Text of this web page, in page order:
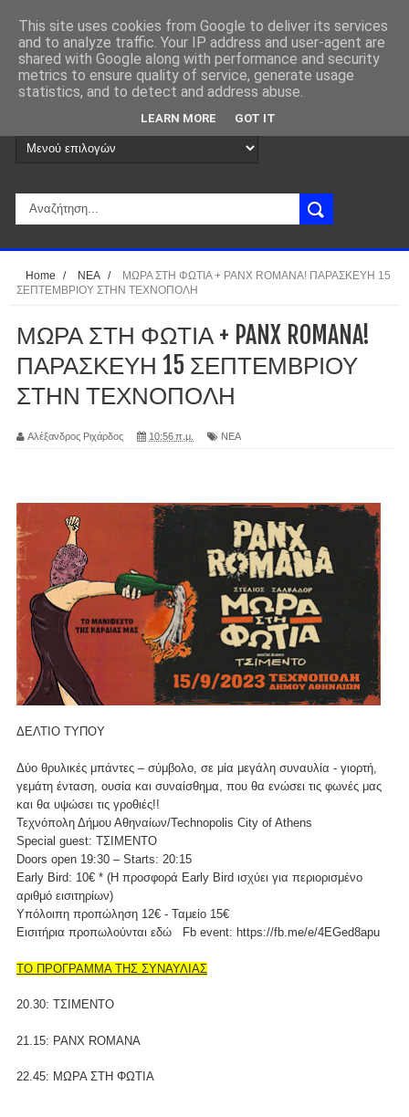
Home / ΝΕΑ /
ΜΩΡΑ ΣΤΗ ΦΩΤΙΑ + PANX ROMANA! ΠΑΡΑΣΚΕΥΗ 15
ΣΕΠΤΕΜΒΡΙΟΥ ΣΤΗΝ ΤΕΧΝΟΠΟΛΗ
ΜΩΡΑ ΣΤΗ ΦΩΤΙΑ + PANX ROMANA!
ΠΑΡΑΣΚΕΥΗ 15 ΣΕΠΤΕΜΒΡΙΟΥ
ΣΤΗΝ ΤΕΧΝΟΠΟΛΗ
Αλέξανδρος Ριχάρδος 10:56 π.μ. ΝΕΑ
ΔΕΛΤΙΟ ΤΥΠΟΥ
Δύο θρυλικές μπάντες – σύμβολο, σε μία μεγάλη συναυλία - γιορτή,
γεμάτη ένταση, ουσία και συναίσθημα, που θα ενώσει τις φωνές μας
και θα υψώσει τις γροθιές!!
Τεχνόπολη Δήμου Αθηναίων/Technopolis City of Athens
Special guest: ΤΣΙΜΕΝΤΟ
Doors open 19:30 – Starts: 20:15
Early Bird: 10€ * (Η προσφορά Early Bird ισχύει για περιορισμένο
αριθμό εισιτηρίων)
Υπόλοιπη προπώληση 12€ - Ταμείο 15€
Εισιτήρια προπωλούνται εδώ Fb event: https://fb.me/e/4EGed8apu
ΤΟ ΠΡΟΓΡΑΜΜΑ ΤΗΣ ΣΥΝΑΥΛΙΑΣ
20.30: ΤΣΙΜΕΝΤΟ
21.15: PANX ROMANA
22.45: ΜΩΡΑ ΣΤΗ ΦΩΤΙΑ
This site uses cookies from Google to deliver its services
and to analyze traffic. Your IP address and user-agent are
shared with Google along with performance and security
metrics to ensure quality of service, generate usage
statistics, and to detect and address abuse.
LEARN MORE GOT IT